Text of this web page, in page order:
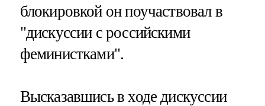
блокировкой он поучаствовал в
"дискуссии с российскими
феминистками".
Высказавшись в ходе дискуссии